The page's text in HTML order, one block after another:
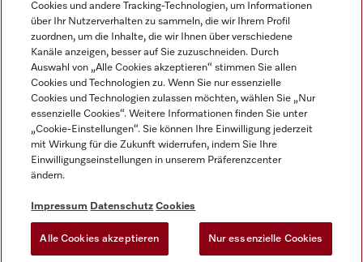
Impressum
AGB
Datenschutz
Nutzungsbedingungen
Gesetzen über digitale Dienste
Cookie-Einstellungen
Cookies und andere Tracking-Technologien, um Informationen
über Ihr Nutzerverhalten zu sammeln, die wir Ihrem Profil
zuordnen, um die Inhalte, die wir Ihnen über verschiedene
Kanäle anzeigen, besser auf Sie zuzuschneiden. Durch
Auswahl von „Alle Cookies akzeptieren“ stimmen Sie allen
Cookies und Technologien zu. Wenn Sie nur essenzielle
Cookies und Technologien zulassen möchten, wählen Sie „Nur
essenzielle Cookies“. Weitere Informationen finden Sie unter
„Cookie-Einstellungen“. Sie können Ihre Einwilligung jederzeit
mit Wirkung für die Zukunft widerrufen, indem Sie Ihre
Einwilligungseinstellungen in unserem Präferenzcenter
ändern.
Impressum Datenschutz Cookies
Alle Cookies akzeptieren Nur essenzielle Cookies